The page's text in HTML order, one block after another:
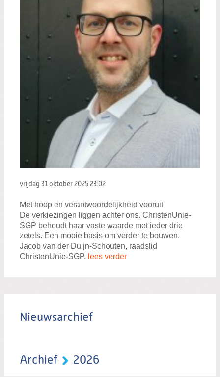
vrijdag 31 oktober 2025 23:02
Met hoop en verantwoordelijkheid vooruit
De verkiezingen liggen achter ons. ChristenUnie-
SGP behoudt haar vaste waarde met ieder drie
zetels. Een mooie basis om verder te bouwen.
Jacob van der Duijn-Schouten, raadslid
ChristenUnie-SGP. lees verder
Nieuwsarchief
Archief 2026